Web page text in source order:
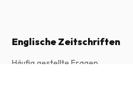
Englische Zeitschriften
Häufig gestellte Fragen